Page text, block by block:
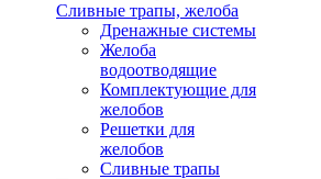
Сливные трапы, желоба
Дренажные системы
Желоба
водоотводящие
Комплектующие для
желобов
Решетки для
желобов
Сливные трапы